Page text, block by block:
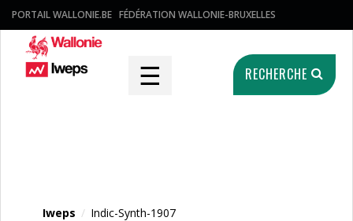
PORTAIL WALLONIE.BE FÉDÉRATION WALLONIE-BRUXELLES
☰ RECHERCHE
Iweps / Indic-Synth-1907